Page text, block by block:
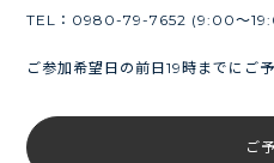
TEL：0980-79-7652 (9:00～
ご参加希望日の前日19時までにご
ご